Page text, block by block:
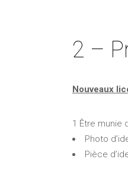
2 –
Nouveaux
1 Être munie
Photo
Pièce